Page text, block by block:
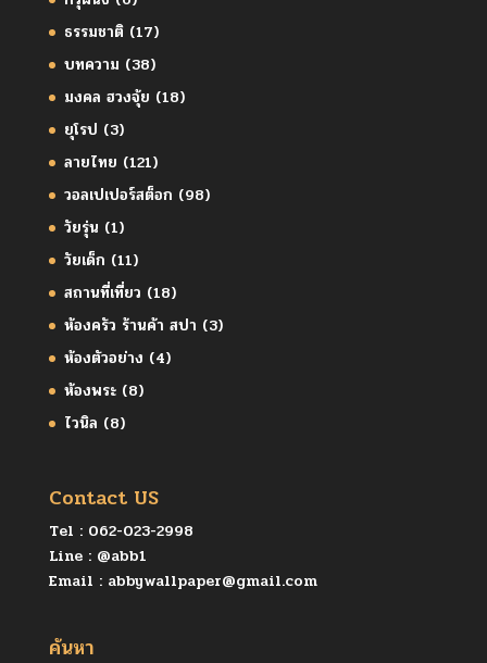
ธรรมชาติ(17)
บทความ (38)
มงคล ฮวงจุ้ย (18)
ยุโรป (3)
ลายไทย (121)
วอลเปเปอร์สต็อก (98)
วัยรุ่น (1)
วัยเด็ก (11)
สถานที่เที่ยว (18)
ห้องครัว ร้านค้า สปา (3)
ห้องตัวอย่าง (4)
ห้องพระ(8)
ไวนิล (8)
Contact US
Tel : 062-023-2998
Line : @abb1
Email : abbywallpaper@gmail.com
ค้นหา